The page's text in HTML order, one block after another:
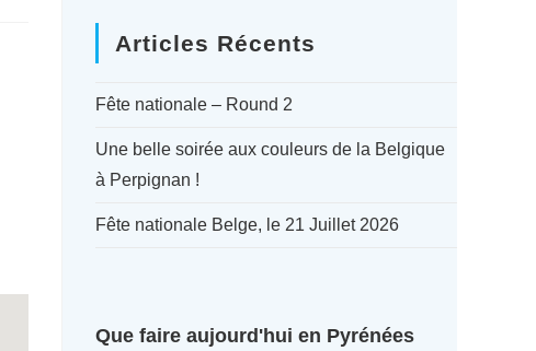
SITE
WEB
Articles Récents
Fête nationale – Round 2
Une belle soirée aux couleurs de la Belgique
à Perpignan !
Fête nationale Belge, le 21 Juillet 2026
Que faire aujourd'hui en Pyrénées